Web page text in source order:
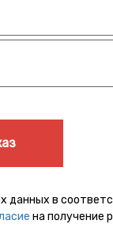
данных в
на получение